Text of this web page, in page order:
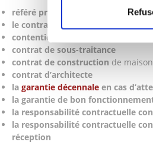
référé préventif
le contrat d’entreprise
contentieux promoteur acquéreur
contrat de sous-traitance
contrat de construction de
contrat d’architecte
la garantie décennale en cas
la garantie de bon
la responsabilité contractuelle
la responsabilité contractuelle
réception